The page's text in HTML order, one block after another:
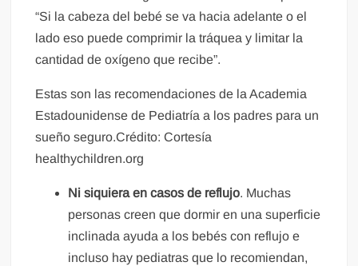
“Si la cabeza del bebé se va hacia adelante o el
lado eso puede comprimir la tráquea y limitar la
cantidad de oxígeno que recibe”.
Estas son las recomendaciones de la Academia
Estadounidense de Pediatría a los padres para un
sueño seguro.Crédito: Cortesía
healthychildren.org
Ni siquiera en casos de reflujo. Muchas
personas creen que dormir en una superficie
inclinada ayuda a los bebés con reflujo e
incluso hay pediatras que lo recomiendan,